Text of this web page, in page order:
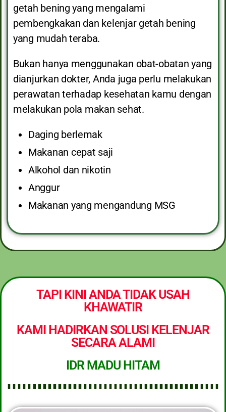
getah bening yang mengalami
pembengkakan dan kelenjar getah bening
yang mudah teraba.
Bukan hanya menggunakan obat-obatan yang
dianjurkan dokter, Anda juga perlu melakukan
perawatan terhadap kesehatan kamu dengan
melakukan pola makan sehat.
Daging berlemak
Makanan cepat saji
Alkohol dan nikotin
Anggur
Makanan yang mengandung MSG
TAPI KINI ANDA TIDAK USAH
KHAWATIR
KAMI HADIRKAN SOLUSI KELENJAR
SECARA ALAMI
IDR MADU HITAM